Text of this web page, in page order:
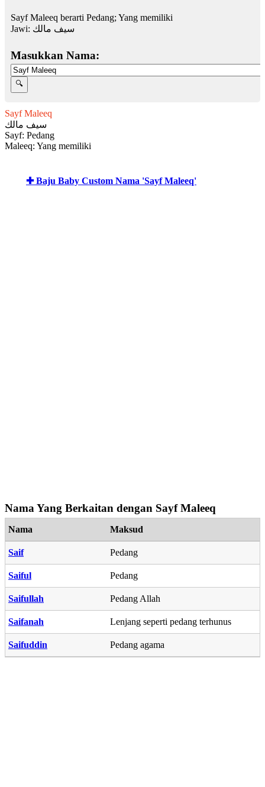
Sayf Maleeq berarti Pedang; Yang memiliki
Jawi: سيف مالك
Masukkan Nama:
Sayf Maleeq
سيف مالك
Sayf: Pedang
Maleeq: Yang memiliki
✚ Baju Baby Custom Nama 'Sayf Maleeq'
Nama Yang Berkaitan dengan Sayf Maleeq
Nama Maksud
Saif Pedang
Saiful Pedang
Saifullah Pedang Allah
Saifanah Lenjang seperti pedang terhunus
Saifuddin Pedang agama